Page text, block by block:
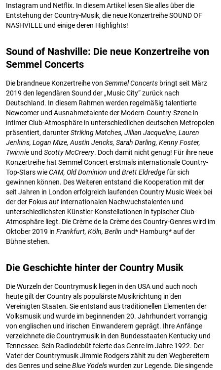
Instagram und Netflix. In diesem Artikel lesen Sie alles über die
Entstehung der Country-Musik, die neue Konzertreihe SOUND OF
NASHVILLE und einige deren Highlights!
Sound of Nashville: Die neue Konzertreihe von
Semmel Concerts
Die brandneue Konzertreihe von Semmel Concerts bringt seit März
2019 den legendären Sound der „Music City“ zurück nach
Deutschland. In diesem Rahmen werden regelmäßig talentierte
Newcomer und Ausnahmetalente der Modern-Country-Szene in
intimer Club-Atmosphäre in unterschiedlichen deutschen Metropolen
präsentiert, darunterStriking Matches, Jillian Jacqueline, Lauren
Jenkins, Logan Mize, Austin Jencks, Sarah Darling, Kenny Foster,
Twinnie und Scotty McCreery. Doch damit nicht genug! Für ihre neue
Konzertreihe hat Semmel Concert erstmals internationale Country-
Top-Stars wieCAM, Old Dominion und Brett Eldredgefür sich
gewinnen können. Des Weiteren entstand die Kooperation mit der
seit Jahren in London erfolgreich laufenden Country Music Week bei
der der Fokus auf internationalen Nachwuchstalenten und
unterschiedlichsten Künstler-Konstellationen in typischer Club-
Atmosphäre liegt. Die Crème de la Crème des Country-Genres wird im
Oktober 2019 in Frankfurt, Köln, Berlin und* Hamburg* auf der
Bühne stehen.
Die Geschichte hinter der Country Musik
Die Wurzeln der Countrymusik liegen in den USA und auch noch
heute gilt der Country als populärste Musikrichtung in den
Vereinigten Staaten. Sie entstand aus traditionellen Elementen der
Volksmusik und wurde im beginnenden 20. Jahrhundert vorrangig
von englischen und irischen Einwanderern geprägt. Ihre Anfänge
verzeichnete die Countrymusik in den Bundesstaaten Kentucky und
Tennessee. Sein Radiodebüt feierte das Genre im Jahre 1922. Der
Vater der Countrymusik Jimmie Rodgers zählt zu den Wegbereitern
des Genres und seineBlue Yodelswurden zur Legende. Die singende